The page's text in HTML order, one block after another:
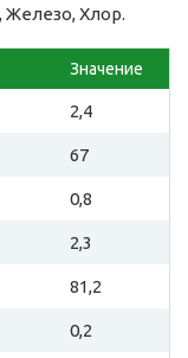
Железо, Хлор.
Значение
2,4
67
0,8
2,3
81,2
0,2